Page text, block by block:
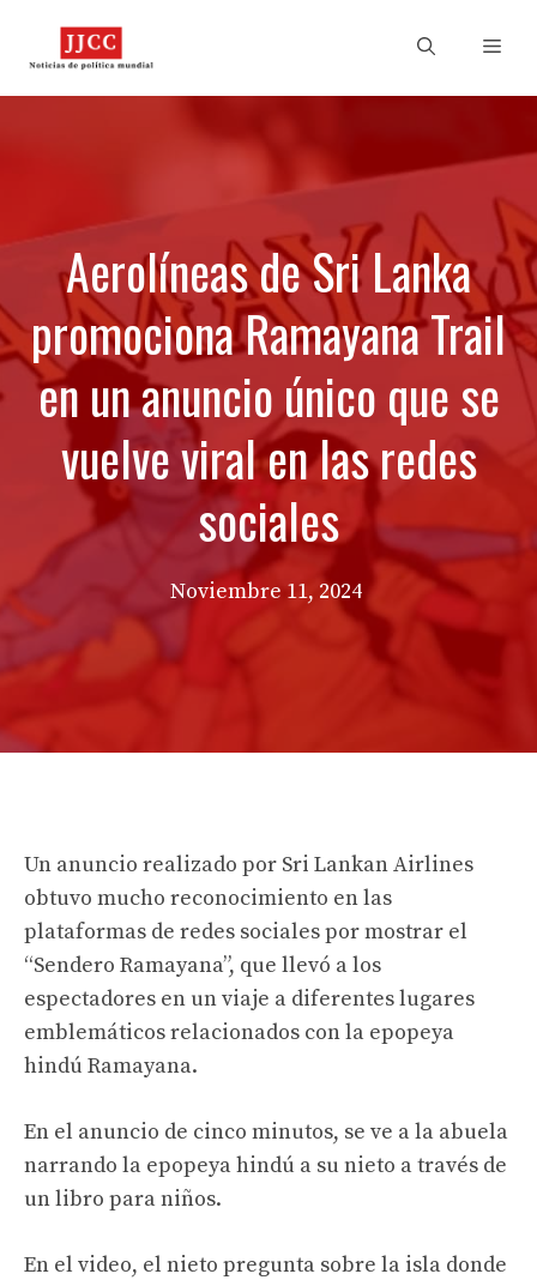
Aerolíneas de Sri Lanka
promociona Ramayana Trail
en un anuncio único que se
vuelve viral en las redes
sociales
Noviembre 11, 2024
Un anuncio realizado por Sri Lankan Airlines
obtuvo mucho reconocimiento en las
plataformas de redes sociales por mostrar el
“Sendero Ramayana”, que llevó a los
espectadores en un viaje a diferentes lugares
emblemáticos relacionados con la epopeya
hindú Ramayana.
En el anuncio de cinco minutos, se ve a la abuela
narrando la epopeya hindú a su nieto a través de
un libro para niños.
En el video, el nieto pregunta sobre la isla donde